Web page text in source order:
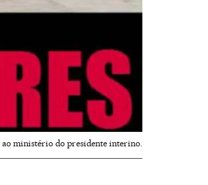
ao ministério do presidente interino.